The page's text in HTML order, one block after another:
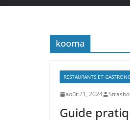
kooma
RESTAURANTS ET
août 21, 2024
Guide